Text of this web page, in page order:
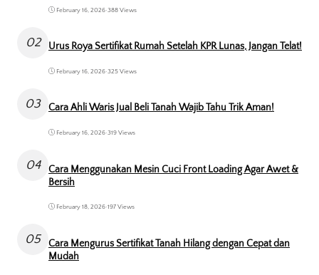
February 16, 2026• 388 Views
02 Urus Roya Sertifikat Rumah Setelah KPR Lunas, Jangan Telat!
February 16, 2026• 325 Views
03 Cara Ahli Waris Jual Beli Tanah Wajib Tahu Trik Aman!
February 16, 2026•319 Views
04
Cara Menggunakan Mesin Cuci Front Loading Agar Awet &
Bersih
February 18, 2026•197 Views
05
Cara Mengurus Sertifikat Tanah Hilang dengan Cepat dan
Mudah